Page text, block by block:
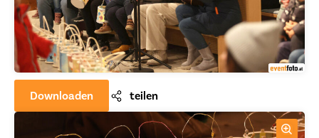
Downloaden teilen